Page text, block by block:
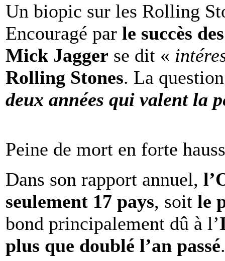
Un biopic sur les Rolling
Encouragé par le succès
Mick Jagger se dit «
Rolling Stones. La
deux années qui valent la
Peine de mort en forte
Dans son rapport annuel,
seulement 17 pays, soit le
bond principalement dû à l’
plus que doublé l’an passé.